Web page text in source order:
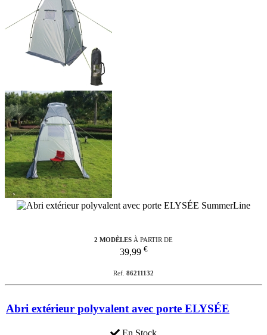
2 MODÈLES À PARTIR DE
39,99 €
Ref. 86211132
Abri extérieur polyvalent avec porte ELYSÉE
En Stock